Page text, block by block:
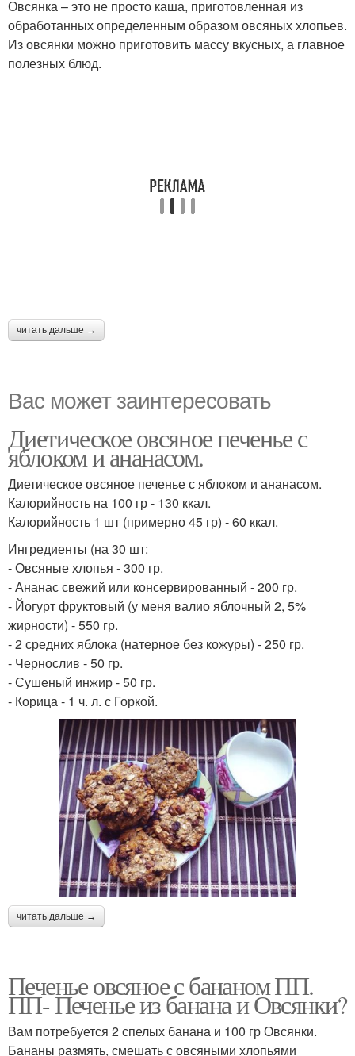
Овсянка – это не просто каша, приготовленная из
обработанных определенным образом овсяных хлопьев.
Из овсянки можно приготовить массу вкусных, а главное
полезных блюд.
читать дальше →
Вас может заинтересовать
Диетическое овсяное печенье с
яблоком и ананасом.
Диетическое овсяное печенье с яблоком и ананасом.
Калорийность на 100 гр - 130 ккал.
Калорийность 1 шт (примерно 45 гр) - 60 ккал.
Ингредиенты (на 30 шт:
- Овсяные хлопья - 300 гр.
- Ананас свежий или консервированный - 200 гр.
- Йогурт фруктовый (у меня валио яблочный 2, 5%
жирности) - 550 гр.
- 2 средних яблока (натерное без кожуры) - 250 гр.
- Чернослив - 50 гр.
- Сушеный инжир - 50 гр.
- Корица - 1 ч. л. с Горкой.
читать дальше →
Печенье овсяное с бананом ПП.
ПП- Печенье из банана и Овсянки?
Вам потребуется 2 спелых банана и 100 гр Овсянки.
Бананы размять, смешать с овсяными хлопьями